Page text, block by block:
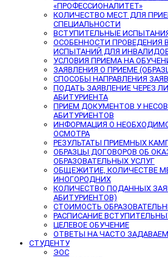
«ПРОФЕССИОНАЛИТЕТ»
КОЛИЧЕСТВО МЕСТ ДЛЯ
СПЕЦИАЛЬНОСТИ
ВСТУПИТЕЛЬНЫЕ
ОСОБЕННОСТИ ПРОВЕДЕНИЯ
ИСПЫТАНИЙ ДЛЯ
УСЛОВИЯ ПРИЕМА НА
ЗАЯВЛЕНИЯ О ПРИЕМЕ
СПОСОБЫ НАПРАВЛЕНИЯ
ПОДАТЬ ЗАЯВЛЕНИЕ ЧЕРЕЗ
АБИТУРИЕНТА
ПРИЕМ ДОКУМЕНТОВ У
АБИТУРИЕНТОВ
ИНФОРМАЦИЯ О
ОСМОТРА
РЕЗУЛЬТАТЫ ПРИЕМНЫХ
ОБРАЗЦЫ ДОГОВОРОВ ОБ
ОБРАЗОВАТЕЛЬНЫХ УСЛУГ
ОБЩЕЖИТИЕ, КОЛИЧЕСТВЕ
ИНОГОРОДНИХ
КОЛИЧЕСТВО ПОДАННЫХ
АБИТУРИЕНТОВ)
СТОИМОСТЬ
РАСПИСАНИЕ
ЦЕЛЕВОЕ ОБУЧЕНИЕ
ОТВЕТЫ НА ЧАСТО
СТУДЕНТУ
ЭОС